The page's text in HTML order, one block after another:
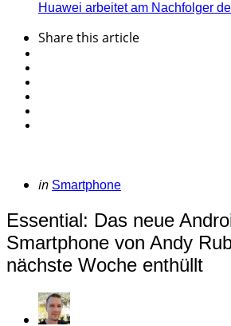
Huawei arbeitet am Nachfolger
Sharethis article
Categories
Posted
in Smartphone
Essential: Das neue
Smartphone von Andy
nächste Woche enthüllt